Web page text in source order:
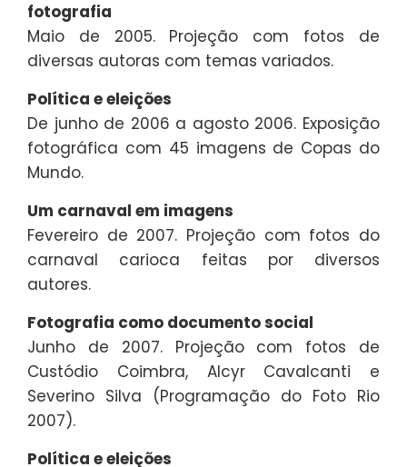
fotografia
Maio de 2005. Projeção com fotos de
diversas autoras com temas variados.
Política e eleições
De junho de 2006 a agosto 2006. Exposição
fotográfica com 45 imagens de Copas do
Mundo.
Um carnaval em imagens
Fevereiro de 2007. Projeção com fotos do
carnaval carioca feitas por diversos
autores.
Fotografia como documento social
Junho de 2007. Projeção com fotos de
Custódio Coimbra, Alcyr Cavalcanti e
Severino Silva (Programação do Foto Rio
2007).
Política e eleições